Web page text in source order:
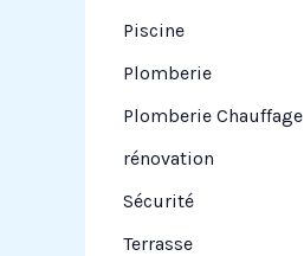
Piscine
Plomberie
Plomberie Chauffage
rénovation
Sécurité
Terrasse